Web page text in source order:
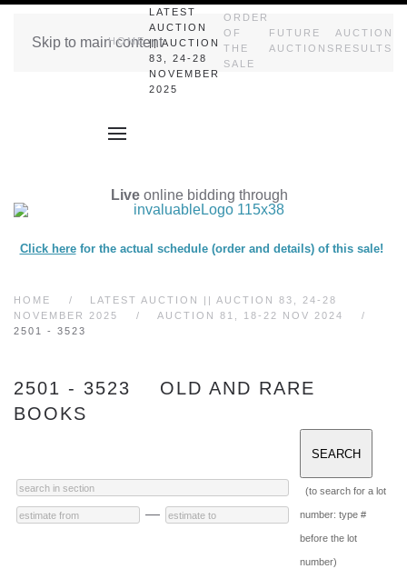
Skip to main content
HOME
LATEST
AUCTION
|| AUCTION
83, 24-28
NOVEMBER
2025
ORDER
OF
THE
SALE
FUTURE
AUCTIONS
AUCTION
RESULTS
Live online bidding through
Click herefor the actual schedule (order and details) of this sale!
HOME
LATEST AUCTION || AUCTION 83, 24-28
NOVEMBER 2025
AUCTION 81, 18-22 NOV 2024
2501 - 3523
2501 - 3523 OLD AND RARE
BOOKS
—
(to search for a lot
number: type #
before the lot
number)